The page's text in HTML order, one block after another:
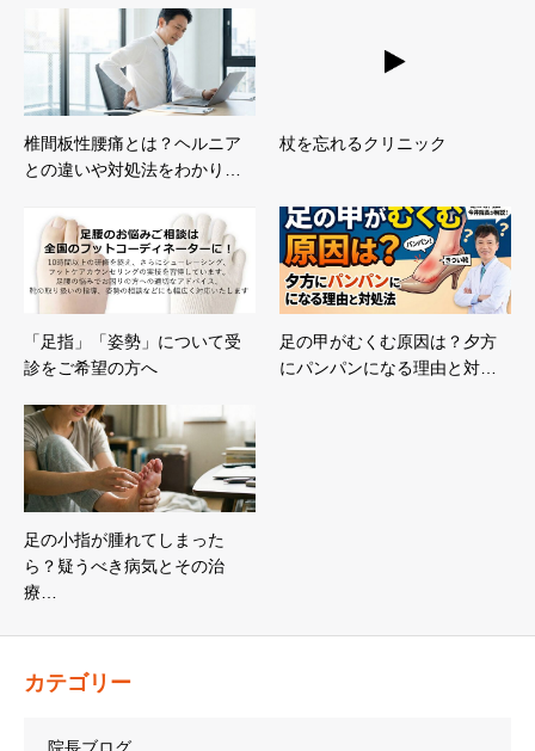
椎間板性腰痛とは？ヘルニア
との違いや対処法をわかり…
杖を忘れるクリニック
「足指」「姿勢」について受
診をご希望の方へ
足の甲がむくむ原因は？夕方
にパンパンになる理由と対…
足の小指が腫れてしまった
ら？疑うべき病気とその治
療…
カテゴリー